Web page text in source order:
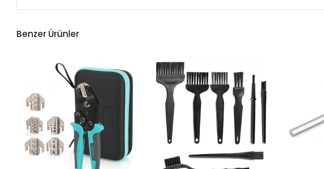
Benzer Ürünler